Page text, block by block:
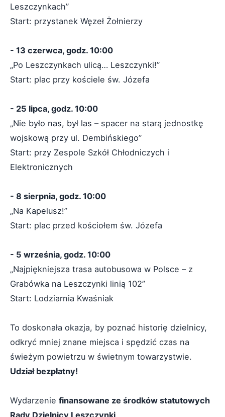
Leszczynkach”
Start: przystanek Węzeł Żołnierzy
- 13 czerwca, godz. 10:00
„Po Leszczynkach ulicą… Leszczynki!”
Start: plac przy kościele św. Józefa
- 25 lipca, godz. 10:00
„Nie było nas, był las – spacer na starą jednostkę
wojskową przy ul. Dembińskiego”
Start: przy Zespole Szkół Chłodniczych i
Elektronicznych
- 8 sierpnia, godz. 10:00
„Na Kapelusz!”
Start: plac przed kościołem św. Józefa
- 5 września, godz. 10:00
„Najpiękniejsza trasa autobusowa w Polsce – z
Grabówka na Leszczynki linią 102”
Start: Lodziarnia Kwaśniak
To doskonała okazja, by poznać historię dzielnicy,
odkryć mniej znane miejsca i spędzić czas na
świeżym powietrzu w świetnym towarzystwie.
Udział bezpłatny!
Wydarzenie finansowane ze środków statutowych
Rady Dzielnicy Leszczynki